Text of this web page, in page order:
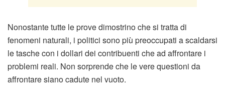
Nonostante tutte le prove dimostrino che si tratta di
fenomeni naturali, i politici sono più preoccupati a scaldarsi
le tasche con i dollari dei contribuenti che ad affrontare i
problemi reali. Non sorprende che le vere questioni da
affrontare siano cadute nel vuoto.